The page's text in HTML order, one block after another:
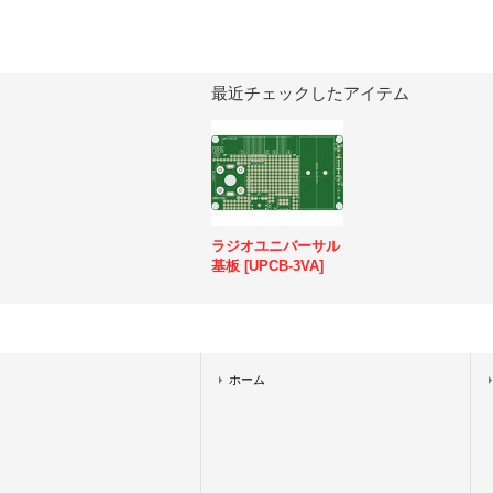
最近チェックしたアイテム
ラジオユニバーサル
基板 [UPCB-3VA]
ホーム